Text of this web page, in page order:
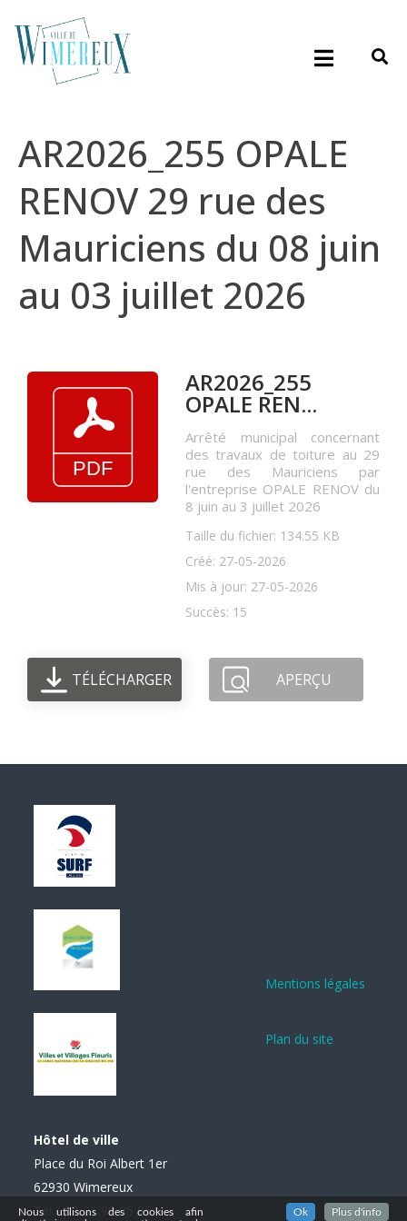
AR2026_255 OPALE
RENOV 29 rue des
Mauriciens du 08 juin
au 03 juillet 2026
AR2026_255
OPALE REN...
Arrêté municipal concernant
des travaux de toiture au 29
rue des Mauriciens par
l'entreprise OPALE RENOV du
8 juin au 3 juillet 2026
Taille du fichier: 134.55 KB
Créé: 27-05-2026
Mis à jour: 27-05-2026
Succès: 15
TÉLÉCHARGER APERÇU
Hôtel de ville
Place du Roi Albert 1er
62930 Wimereux
Tél. : 03 21 99 85 85
Mentions légales
Plan du site
Nous utilisons des cookies afin
Ok Plus d'info